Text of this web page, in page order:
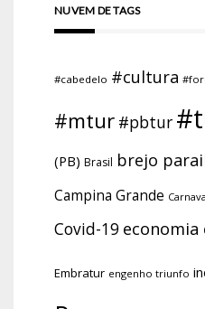
NUVEM DE TAGS
#cabedelo #cultura
#mtur #pbtur
(PB) Brasil brejo
Campina Grande
Covid-19 economia
Embratur engenho triunfo